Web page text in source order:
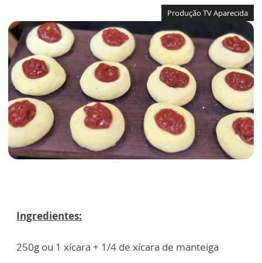
Produção TV Aparecida
Ingredientes:
250g ou 1 xícara + 1/4 de xícara de manteiga